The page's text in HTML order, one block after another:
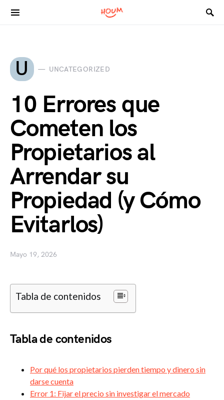
Search for:
U UNCATEGORIZED
10 Errores que
Cometen los
Propietarios al
Arrendar su
Propiedad (y Cómo
Evitarlos)
Mayo 19, 2026
Tabla de contenidos
Tabla de contenidos
Por qué los propietarios pierden tiempo y dinero sin
darse cuenta
Error 1: Fijar el precio sin investigar el mercado